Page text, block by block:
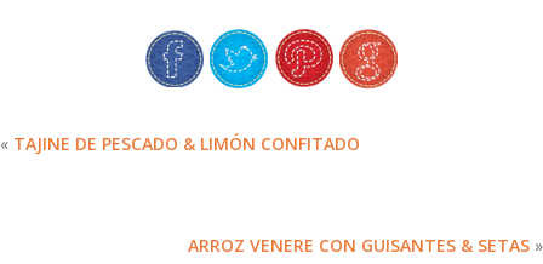
« TAJINE DE PESCADO & LIMÓN CONFITADO
ARROZ VENERE CON GUISANTES & SETAS »